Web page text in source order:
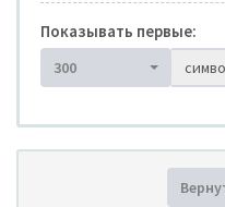
Показывать первые:
300